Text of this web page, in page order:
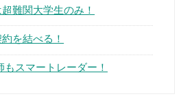
難関大学生のみ！
を結べる！
スマートレーダー！